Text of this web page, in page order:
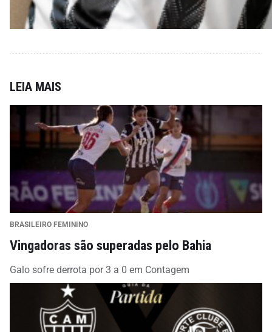
LEIA MAIS
BRASILEIRO FEMININO
Vingadoras são superadas pelo Bahia
Galo sofre derrota por 3 a 0 em Contagem